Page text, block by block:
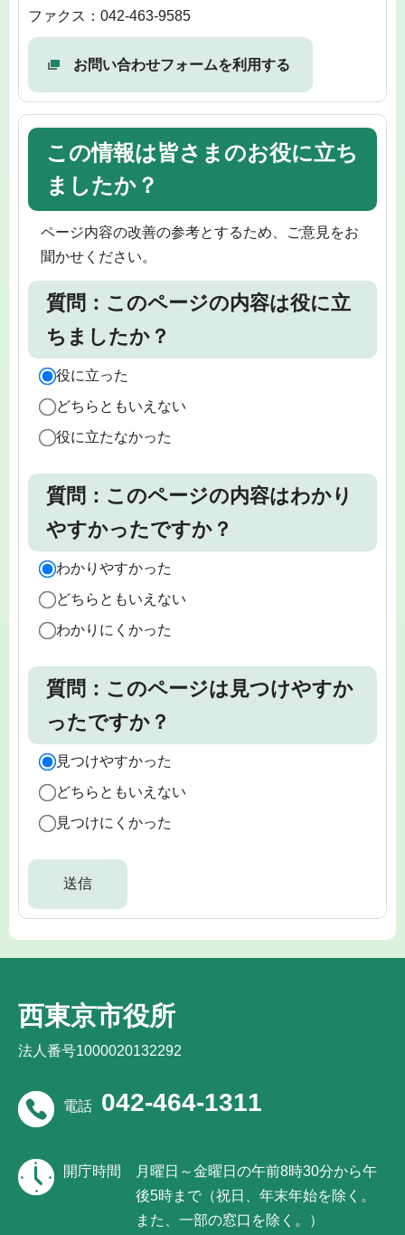
ファクス：042-463-9585
お問い合わせフォームを利用する
この情報は皆さまのお役に立ち
ましたか？
ページ内容の改善の参考とするため、ご意見をお
聞かせください。
質問：このページの内容は役に立
ちましたか？
役に立った
どちらともいえない
役に立たなかった
質問：このページの内容はわかり
やすかったですか？
わかりやすかった
どちらともいえない
わかりにくかった
質問：このページは見つけやすか
ったですか？
見つけやすかった
どちらともいえない
見つけにくかった
西東京市役所
法人番号1000020132292
電話 042-464-1311
開庁時間
月曜日～金曜日の午前8時30分から午
後5時まで（祝日、年末年始を除く。
また、一部の窓口を除く。）